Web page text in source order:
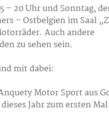
– 20 Uhr und Sonntag,
– Ostbelgien im Saal
Auch andere
zu sehen sein.
mit dabei:
Motor Sport aus
Jahr zum ersten Mal